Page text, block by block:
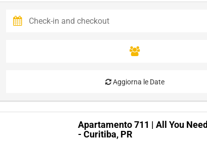
Aggiorna le Date
Apartamento 711 | All You Need
- Curitiba, PR